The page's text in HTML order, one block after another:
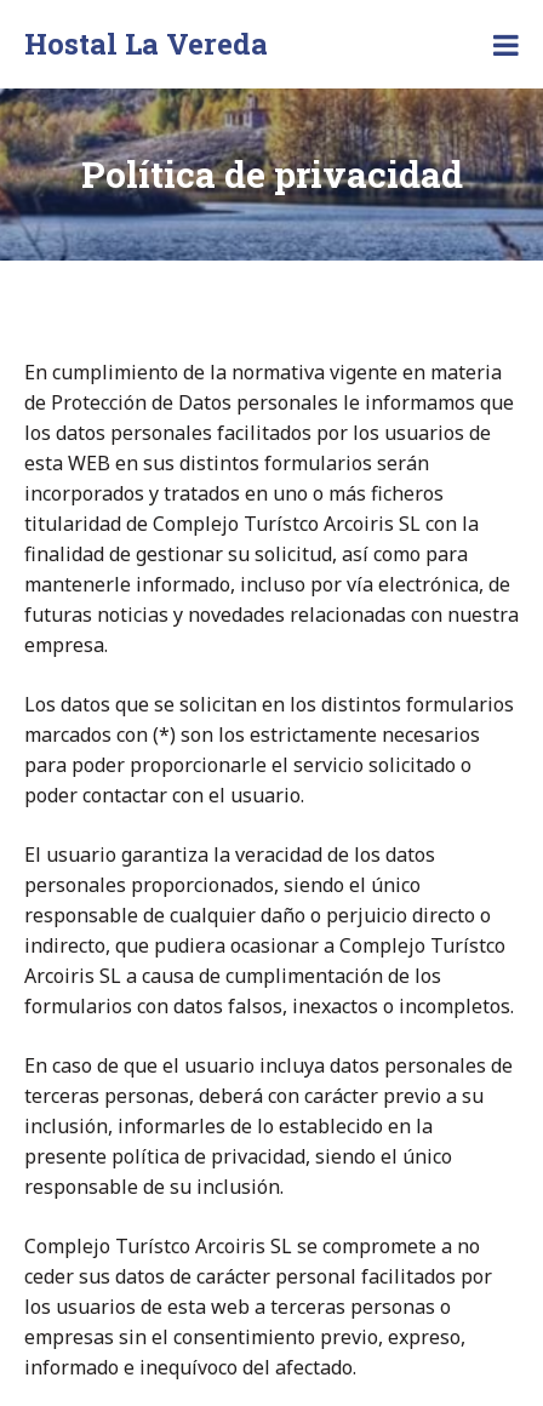
Hostal La Vereda
Política de privacidad
En cumplimiento de la normativa vigente en materia
de Protección de Datos personales le informamos que
los datos personales facilitados por los usuarios de
esta WEB en sus distintos formularios serán
incorporados y tratados en uno o más ficheros
titularidad de Complejo Turístco Arcoiris SL con la
finalidad de gestionar su solicitud, así como para
mantenerle informado, incluso por vía electrónica, de
futuras noticias y novedades relacionadas con nuestra
empresa.
Los datos que se solicitan en los distintos formularios
marcados con (*) son los estrictamente necesarios
para poder proporcionarle el servicio solicitado o
poder contactar con el usuario.
El usuario garantiza la veracidad de los datos
personales proporcionados, siendo el único
responsable de cualquier daño o perjuicio directo o
indirecto, que pudiera ocasionar a Complejo Turístco
Arcoiris SL a causa de cumplimentación de los
formularios con datos falsos, inexactos o incompletos.
En caso de que el usuario incluya datos personales de
terceras personas, deberá con carácter previo a su
inclusión, informarles de lo establecido en la
presente política de privacidad, siendo el único
responsable de su inclusión.
Complejo Turístco Arcoiris SL se compromete a no
ceder sus datos de carácter personal facilitados por
los usuarios de esta web a terceras personas o
empresas sin el consentimiento previo, expreso,
informado e inequívoco del afectado.